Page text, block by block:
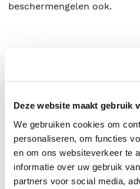
Deze website maakt gebruik
We gebruiken cookies om
personaliseren, om functies
en om ons websiteverkeer te
informatie over uw gebruik
partners voor social media,
beschermengelen ook.